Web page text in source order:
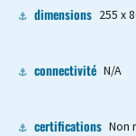
dimensions 255 x
connectivité N/A
certifications Non